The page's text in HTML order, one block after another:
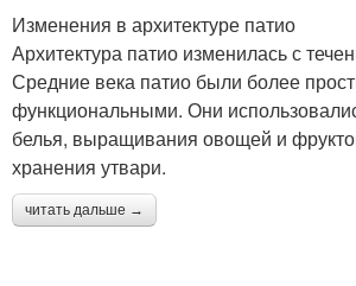
Изменения в архитектуре патио
Архитектура патио изменилась с
Средние века патио были более
функциональными. Они
белья, выращивания овощей и
хранения утвари.
читать дальше →